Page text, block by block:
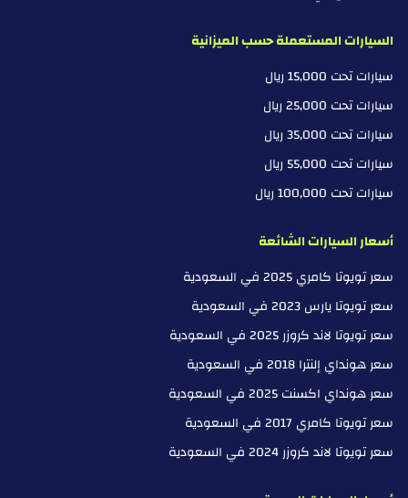
السيارات المستعملة حسب الميزانية
سيارات تحت 15,000 ريال
سيارات تحت 25,000 ريال
سيارات تحت 35,000 ريال
سيارات تحت 55,000 ريال
سيارات تحت 100,000 ريال
أسعار السيارات الشائعة
سعر تويوتا كامري 2025 في السعودية
سعر تويوتا يارس 2023 في السعودية
سعر تويوتا لاند كروزر 2025 في السعودية
سعر هونداي إلنترا 2018 في السعودية
سعر هونداي اكسنت 2025 في السعودية
سعر تويوتا كامري 2017 في السعودية
سعر تويوتا لاند كروزر 2024 في السعودية